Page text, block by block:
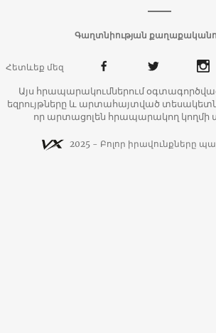
Գաղտնիության
Հետևեք մեզ
Այս հրապարակումներում
եզրույթները և արտահայտված
որ արտացոլեն հրապարակող կողմի
2025 - Բոլոր իրավունքները